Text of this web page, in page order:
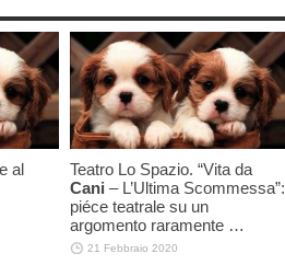
al
Teatro Lo Spazio. “Vita da
Cani – L’Ultima Scommessa”:
piéce teatrale su un
argomento raramente …
21 Febbraio 2020